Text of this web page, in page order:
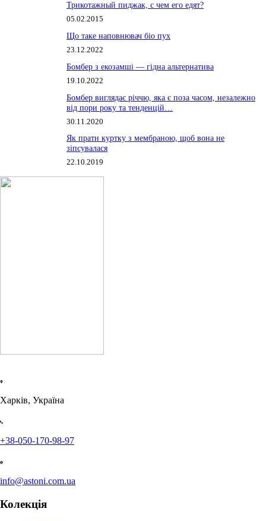
Трикотажный пиджак, с чем его едят?
05.02.2015
Що таке наповнювач біо пух
23.12.2022
Бомбер з екозамші — гідна альтернатива
19.10.2022
Бомбер виглядає річчю, яка є поза часом, незалежно
від пори року та тенденцій…
30.11.2020
Як прати куртку з мембраною, щоб вона не
зіпсувалася
22.10.2019
Харків, Україна
+38-050-170-98-97
info@astoni.com.ua
Колекція